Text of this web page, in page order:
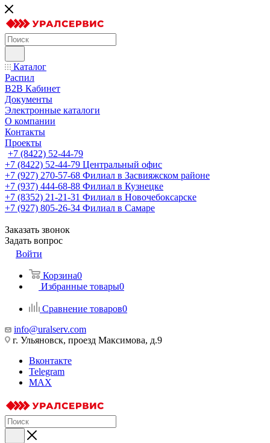
Каталог
Распил
B2B Кабинет
Документы
Электронные каталоги
О компании
Контакты
Проекты
+7 (8422) 52-44-79
+7 (8422) 52-44-79 Центральный офис
+7 (927) 270-57-68 Филиал в Засвияжском районе
+7 (937) 444-68-88 Филиал в Кузнецке
+7 (8352) 21-21-31 Филиал в Новочебоксарске
+7 (927) 805-26-34 Филиал в Самаре
Заказать звонок
Задать вопрос
Войти
Корзина0
Избранные товары0
Сравнение товаров0
info@uralserv.com
г. Ульяновск, проезд Максимова, д.9
Вконтакте
Telegram
MAX